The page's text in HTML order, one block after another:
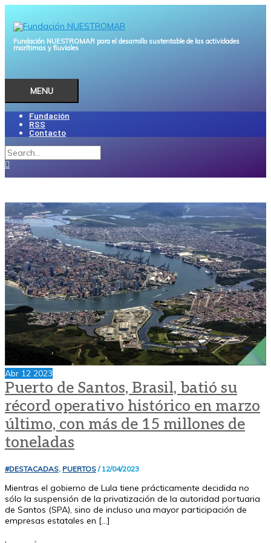
contenido
Fundación NUESTROMAR para el desarrollo sustentable de las actividades
marítimas y fluviales
MENU
MENU
Fundación
RSS
Contacto
Buscar
por:
Buscar
Abr 12 2023
Puerto de Santos, Brasil, batió su
récord operativo histórico en marzo
último, con más de 15 millones de
toneladas
#DESTACADAS, PUERTOS / 12/04/2023
Mientras el gobierno de Lula tiene prácticamente decidida no
sólo la suspensión de la privatización de la autoridad portuaria
de Santos (SPA), sino de incluso una mayor participación de
empresas estatales en […]